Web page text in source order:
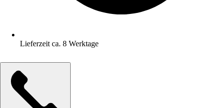
Lieferzeit ca. 8 Werktage